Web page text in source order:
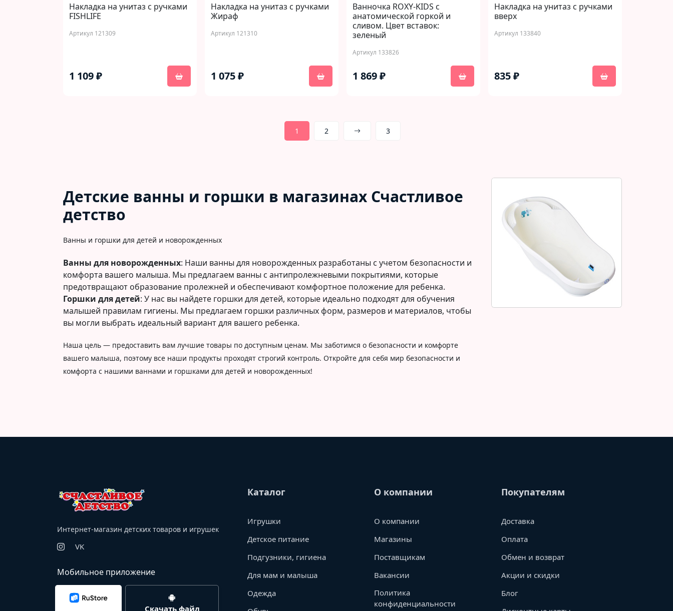
Накладка на унитаз с ручками
FISHLIFE
Артикул 121309
1 109 ₽
Накладка на унитаз с ручками
Жираф
Артикул 121310
1 075 ₽
Ванночка ROXY-KIDS с
анатомической горкой и
сливом. Цвет вставок:
зеленый
Артикул 133826
1 869 ₽
Накладка на унитаз с ручками
вверх
Артикул 133840
835 ₽
1 2 3
Детские ванны и горшки в магазинах Счастливое
детство
Ванны и горшки для детей и новорожденных
Ванны для новорожденных: Наши ванны для новорожденных разработаны с учетом безопасности и
комфорта вашего малыша. Мы предлагаем ванны с антипролежневыми покрытиями, которые
предотвращают образование пролежней и обеспечивают комфортное положение для ребенка.
Горшки для детей: У нас вы найдете горшки для детей, которые идеально подходят для обучения
малышей правилам гигиены. Мы предлагаем горшки различных форм, размеров и материалов, чтобы
вы могли выбрать идеальный вариант для вашего ребенка.
Наша цель — предоставить вам лучшие товары по доступным ценам. Мы заботимся о безопасности и комфорте
вашего малыша, поэтому все наши продукты проходят строгий контроль. Откройте для себя мир безопасности и
комфорта с нашими ваннами и горшками для детей и новорожденных!
Интернет-магазин детских товаров и игрушек
VK
Мобильное приложение
Скачать файл
Каталог
Игрушки
Детское питание
Подгузники, гигиена
Для мам и малыша
Одежда
О компании
О компании
Магазины
Поставщикам
Вакансии
Политика
конфиденциальности
Покупателям
Доставка
Оплата
Обмен и возврат
Акции и скидки
Блог